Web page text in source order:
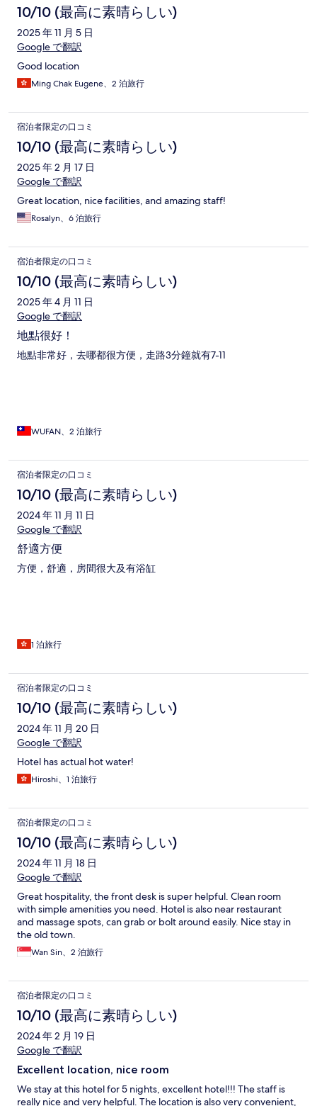
10/10 (最高に素晴らしい)
2025 年 11 月 5 日
Google で翻訳
Good location
Ming Chak Eugene、2 泊旅行
宿泊者限定の口コミ
10/10 (最高に素晴らしい)
2025 年 2 月 17 日
Google で翻訳
Great location, nice facilities, and amazing staff!
Rosalyn、6 泊旅行
宿泊者限定の口コミ
10/10 (最高に素晴らしい)
2025 年 4 月 11 日
Google で翻訳
地點很好！
地點非常好，去哪都很方便，走路3分鐘就有7-11
WUFAN、2 泊旅行
宿泊者限定の口コミ
10/10 (最高に素晴らしい)
2024 年 11 月 11 日
Google で翻訳
舒適方便
方便，舒適，房間很大及有浴缸
1 泊旅行
宿泊者限定の口コミ
10/10 (最高に素晴らしい)
2024 年 11 月 20 日
Google で翻訳
Hotel has actual hot water!
Hiroshi、1 泊旅行
宿泊者限定の口コミ
10/10 (最高に素晴らしい)
2024 年 11 月 18 日
Google で翻訳
Great hospitality, the front desk is super helpful. Clean room
with simple amenities you need. Hotel is also near restaurant
and massage spots, can grab or bolt around easily. Nice stay in
the old town.
Wan Sin、2 泊旅行
宿泊者限定の口コミ
10/10 (最高に素晴らしい)
2024 年 2 月 19 日
Google で翻訳
Excellent location, nice room
We stay at this hotel for 5 nights, excellent hotel!!! The staff is
really nice and very helpful. The location is also very convenient,